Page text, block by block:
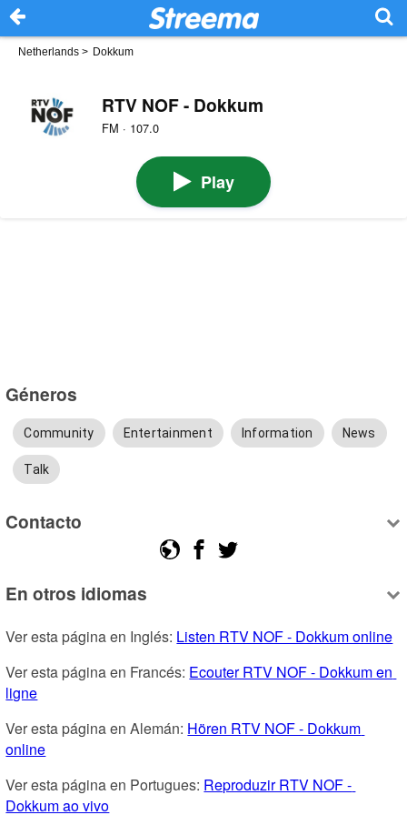
Netherlands > Dokkum
RTV NOF - Dokkum
FM · 107.0
Play
Géneros
Community Entertainment Information News
Talk
Contacto
En otros idiomas
Ver esta página en Inglés: Listen RTV NOF - Dokkum online
Ver esta página en Francés: Ecouter RTV NOF - Dokkum en
ligne
Ver esta página en Alemán: Hören RTV NOF - Dokkum
online
Ver esta página en Portugues: Reproduzir RTV NOF -
Dokkum ao vivo